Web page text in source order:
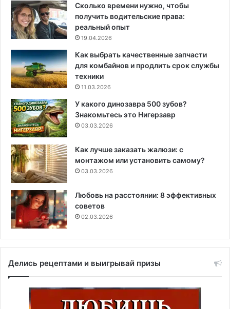
Сколько времени нужно, чтобы
получить водительские права:
реальный опыт
19.04.2026
Как выбрать качественные запчасти
для комбайнов и продлить срок службы
техники
11.03.2026
У какого динозавра 500 зубов?
Знакомьтесь это Нигерзавр
03.03.2026
Как лучше заказать жалюзи: с
монтажом или установить самому?
03.03.2026
Любовь на расстоянии: 8 эффективных
советов
02.03.2026
Делись рецептами и выигрывай призы